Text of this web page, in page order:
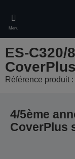
main
content
Menu
ES-C320/
CoverPlus
Référence produit
4/5ème
CoverPlus